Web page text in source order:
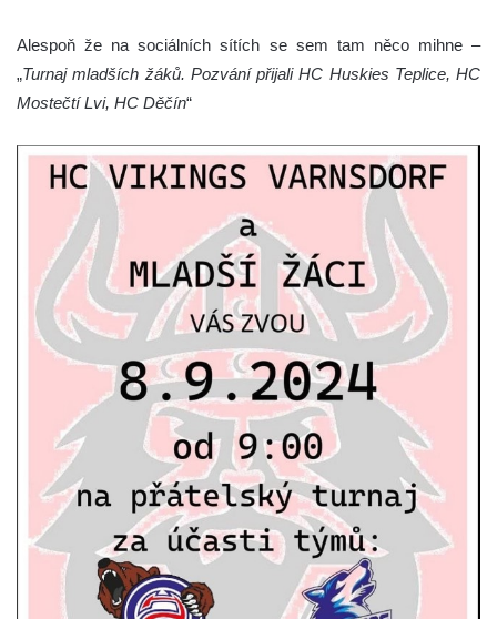
Alespoň že na sociálních sítích se sem tam něco mihne –
„Turnaj mladších žáků. Pozvání přijali HC Huskies Teplice, HC
Mostečtí Lvi, HC Děčín“